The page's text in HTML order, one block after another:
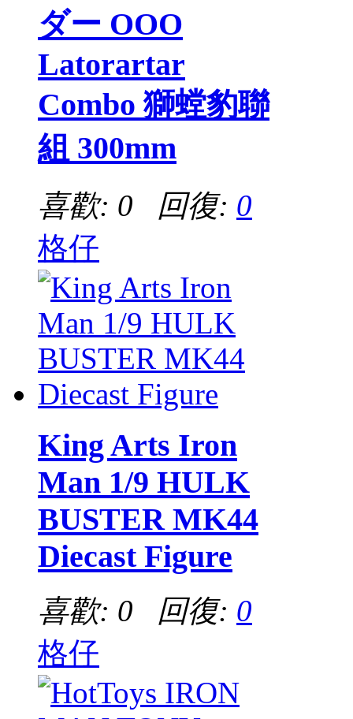
ダー OOO
Latorartar
Combo 獅螳豹聯
組 300mm
喜歡: 0 回復: 0
格仔
King Arts Iron
Man 1/9 HULK
BUSTER MK44
Diecast Figure
喜歡: 0 回復: 0
格仔